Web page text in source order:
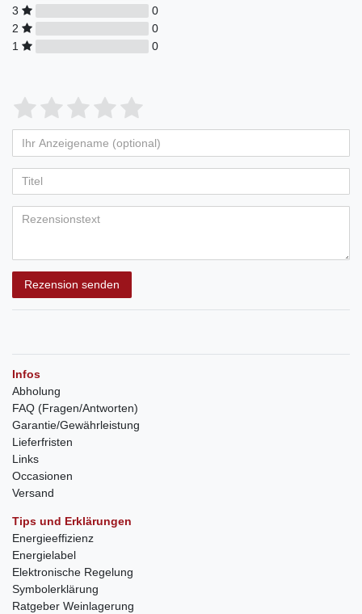
3
0
2
0
1
0
Rezension senden
Infos
Abholung
FAQ (Fragen/Antworten)
Garantie/Gewährleistung
Lieferfristen
Links
Occasionen
Versand
Tips und Erklärungen
Energieeffizienz
Energielabel
Elektronische Regelung
Symbolerklärung
Ratgeber Weinlagerung